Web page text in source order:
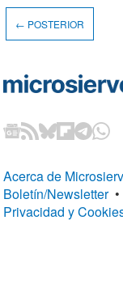
← POSTERIOR
Acerca de
Boletín/Newsletter •
Privacidad y